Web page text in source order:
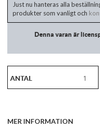
Just nu hanteras alla
produkter som vanligt och
Denna varan är
ANTAL
MER INFORMATION